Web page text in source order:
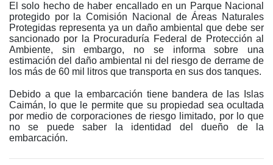
El solo hecho de haber encallado en un Parque Nacional
protegido por la Comisión Nacional de Áreas Naturales
Protegidas representa ya un daño ambiental que debe ser
sancionado por la Procuraduría Federal de Protección al
Ambiente, sin embargo, no se informa sobre una
estimación del daño ambiental ni del riesgo de derrame de
los más de 60 mil litros que transporta en sus dos tanques.
Debido a que la embarcación tiene bandera de las Islas
Caimán, lo que le permite que su propiedad sea ocultada
por medio de corporaciones de riesgo limitado, por lo que
no se puede saber la identidad del dueño de la
embarcación.